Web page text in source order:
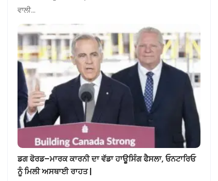
ਵਾਲੀ…
ਡਗ ਫੋਰਡ–ਮਾਰਕ ਕਾਰਨੀ ਦਾ ਵੱਡਾ ਹਾਊਸਿੰਗ ਫੈਸਲਾ, ਓਨਟਾਰਿਓ
ਨੂੰ ਮਿਲੀ ਅਸਥਾਈ ਰਾਹਤ |